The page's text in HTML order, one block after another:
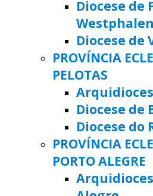
Diocese de
Westphalen
Diocese de
PROVÍNCIA
PELOTAS
Diocese de
Diocese do
PROVÍNCIA
PORTO ALEGRE